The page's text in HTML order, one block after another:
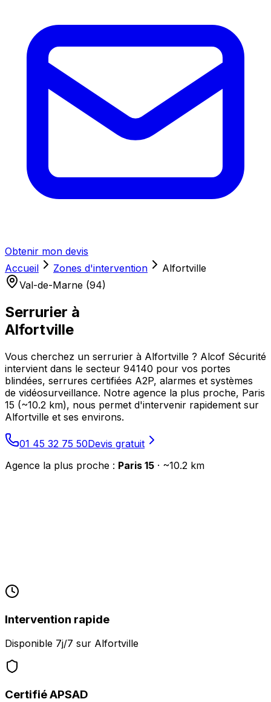
Obtenir mon devis
Accueil
Zones d'intervention
Alfortville
Val-de-Marne (94)
Serrurier à
Alfortville
Vous cherchez un serrurier à Alfortville ? Alcof Sécurité
intervient dans le secteur 94140 pour vos portes
blindées, serrures certifiées A2P, alarmes et systèmes
de vidéosurveillance. Notre agence la plus proche, Paris
15 (~10.2 km), nous permet d'intervenir rapidement sur
Alfortville et ses environs.
01 45 32 75 50Devis gratuit
Agence la plus proche : Paris 15 · ~10.2 km
Intervention rapide
Disponible 7j/7 sur Alfortville
Certifié APSAD